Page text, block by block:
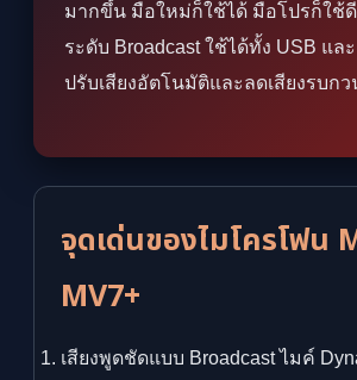
มากขึ้น มือใหม่ก็ใช้ได้ มือโปรก็ใช้
ระดับ Broadcast ใช้ได้ทั้ง USB แล
ปรับเสียงอัตโนมัติและลดเสียงรบกว
จุดเด่นของไมโครโฟน
MV7+
เสียงพูดชัดแบบ Broadcast ไมค์